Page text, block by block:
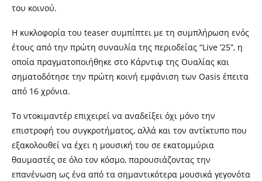
του κοινού.
Η κυκλοφορία του teaser συμπίπτει με τη συμπλήρωση ενός
έτους από την πρώτη συναυλία της περιοδείας “Live ’25”, η
οποία πραγματοποιήθηκε στο Κάρντιφ της Ουαλίας και
σηματοδότησε την πρώτη κοινή εμφάνιση των Oasis έπειτα
από 16 χρόνια.
Το ντοκιμαντέρ επιχειρεί να αναδείξει όχι μόνο την
επιστροφή του συγκροτήματος, αλλά και τον αντίκτυπο που
εξακολουθεί να έχει η μουσική του σε εκατομμύρια
θαυμαστές σε όλο τον κόσμο, παρουσιάζοντας την
επανένωση ως ένα από τα σημαντικότερα μουσικά γεγονότα